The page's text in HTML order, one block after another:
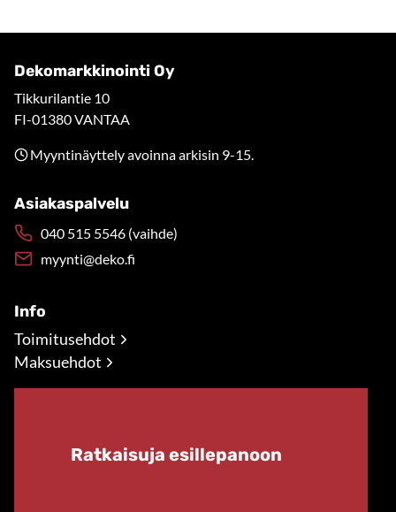
Dekomarkkinointi Oy
Tikkurilantie 10
FI-01380 VANTAA
Myyntinäyttely avoinna arkisin 9-15.
Asiakaspalvelu
040 515 5546 (vaihde)
myynti@deko.fi
Info
Toimitusehdot
Maksuehdot
Ratkaisuja esillepanoon